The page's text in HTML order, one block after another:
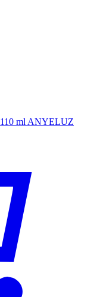
110 ml ANYELUZ